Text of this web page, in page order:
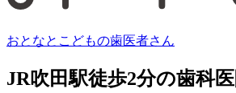
おとなとこどもの歯医者さん
JR吹田駅徒歩2分の歯科